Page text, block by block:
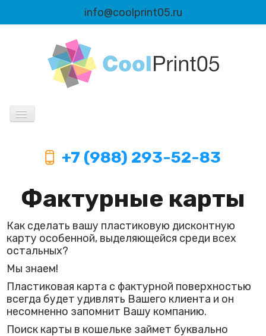
info@coolprint05.ru
Автоматизация
+7 (988) 293-52-83
Фактурные карты
Как сделать вашу пластиковую дисконтную
карту особенной, выделяющейся среди всех
остальных?
Мы знаем!
Пластиковая карта с фактурной поверхностью
всегда будет удивлять Вашего клиента и он
несомненно запомнит Вашу компанию.
Поиск карты в кошельке займет буквально